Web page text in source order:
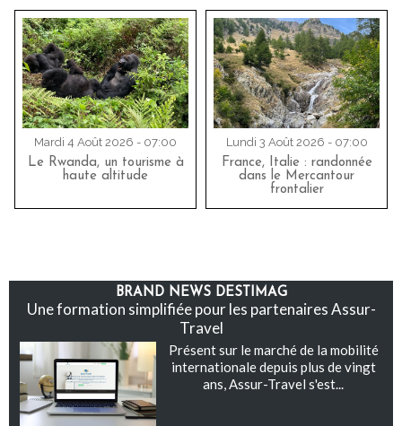
Mardi 4 Août 2026 - 07:00
Le Rwanda, un tourisme à
haute altitude
Lundi 3 Août 2026 - 07:00
France, Italie : randonnée
dans le Mercantour
frontalier
BRAND NEWS DESTIMAG
Une formation simplifiée pour les partenaires Assur-
Travel
Présent sur le marché de la mobilité
internationale depuis plus de vingt
ans, Assur-Travel s'est...